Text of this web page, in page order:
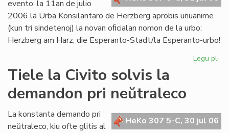
evento: la 11an de julio
2006 la Urba Konsilantaro de Herzberg aprobis unuanime
(kun tri sindetenoj) la novan oﬁcialan nomon de la urbo:
Herzberg am Harz, die Esperanto-Stadt/la Esperanto-urbo!
Legu pli
Tiele la Civito solvis la
demandon pri neŭtraleco
HeKo 307 5-C, 30 jul 06
La konstanta demando pri
neŭtraleco, kiu ofte glitis al